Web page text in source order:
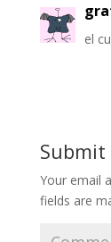
el
Your email
fields are